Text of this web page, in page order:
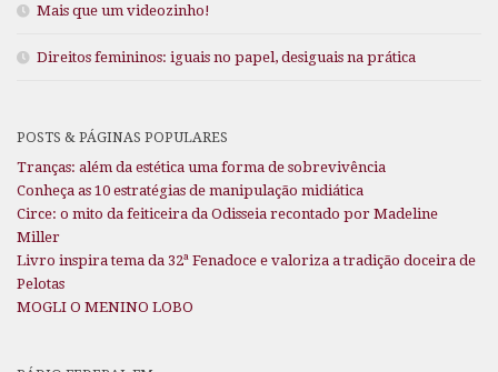
Mais que um videozinho!
Direitos femininos: iguais no papel, desiguais na prática
POSTS & PÁGINAS POPULARES
Tranças: além da estética uma forma de sobrevivência
Conheça as 10 estratégias de manipulação midiática
Circe: o mito da feiticeira da Odisseia recontado por Madeline
Miller
Livro inspira tema da 32ª Fenadoce e valoriza a tradição doceira de
Pelotas
MOGLI O MENINO LOBO